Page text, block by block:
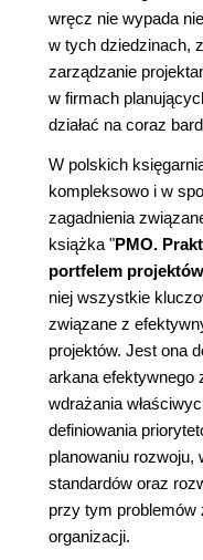
wręcz nie wypada
w tych dziedzinach,
zarządzanie
w firmach
działać na coraz
W polskich
kompleksowo i w
zagadnienia
książka "PMO.
portfelem
niej wszystkie
związane z
projektów. Jest ona
arkana efektywnego
wdrażania
definiowania
planowaniu rozwoju,
standardów oraz
przy tym problemów
organizacji.